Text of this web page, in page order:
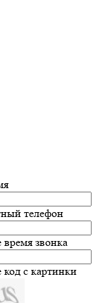
телефон
время звонка
код с картинки